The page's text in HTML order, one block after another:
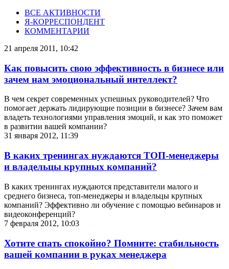
ВСЕ АКТИВНОСТИ
Я-КОРРЕСПОНДЕНТ
КОММЕНТАРИИ
21 апреля 2011, 10:42
Как повысить свою эффективность в бизнесе или
зачем нам эмоциональный интеллект?
В чем секрет современных успешных руководителей? Что
помогает держать лидирующие позиции в бизнесе? Зачем вам
владеть технологиями управления эмоций, и как это поможет
в развитии вашей компании?
31 января 2012, 11:39
В каких тренингах нуждаются ТОП-менеджеры
и владельцы крупных компаний?
В каких тренингах нуждаются представители малого и
среднего бизнеса, топ-менеджеры и владельцы крупных
компаний? Эффективно ли обучение с помощью вебинаров и
видеоконференций?
7 февраля 2012, 10:03
Хотите спать спокойно? Помните: стабильность
вашей компании в руках менеджера